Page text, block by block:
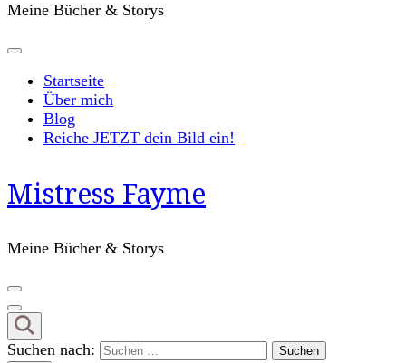
Meine Bücher & Storys
Startseite
Über mich
Blog
Reiche JETZT dein Bild ein!
Mistress Fayme
Meine Bücher & Storys
Suchen nach: